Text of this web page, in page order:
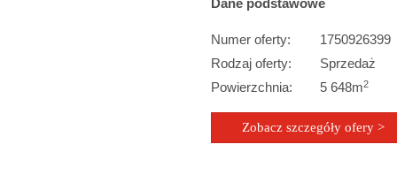
Dane podstawowe
Numer oferty:
1750926399
Rodzaj oferty:
Sprzedaż
Powierzchnia:
5 648m2
Zobacz szczegóły ofery >